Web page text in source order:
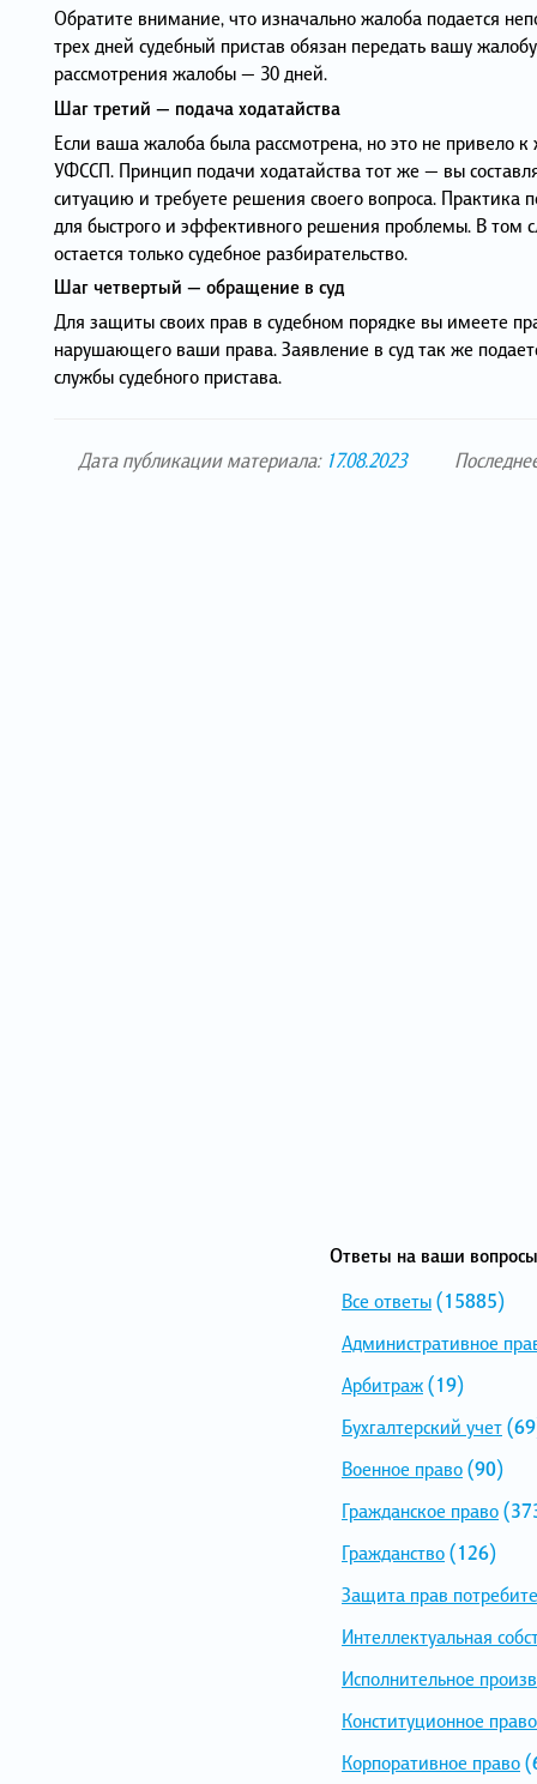
Обратите внимание, что изначально жалоба подается
трех дней судебный пристав обязан передать вашу
рассмотрения жалобы — 30 дней.
Шаг третий — подача ходатайства
Если ваша жалоба была рассмотрена, но это не привело
УФССП. Принцип подачи ходатайства тот же — вы
ситуацию и требуете решения своего вопроса. Практика
для быстрого и эффективного решения проблемы. В том
остается только судебное разбирательство.
Шаг четвертый — обращение в суд
Для защиты своих прав в судебном порядке вы имеете
нарушающего ваши права. Заявление в суд так же
службы судебного пристава.
Дата публикации материала: 17.08.2023
Ответы на ваши
Все ответы(15885)
Административное
Арбитраж(19)
Бухгалтерский учет
Военное право(90)
Гражданское право
Гражданство(126)
Защита прав
Интеллектуальная
Исполнительное
Конституционное право
Корпоративное право